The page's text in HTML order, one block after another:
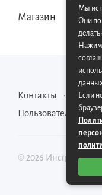
Магазин
Контакты
Карта
Пользовательское
© 2026
Мы
Они
делать
Если